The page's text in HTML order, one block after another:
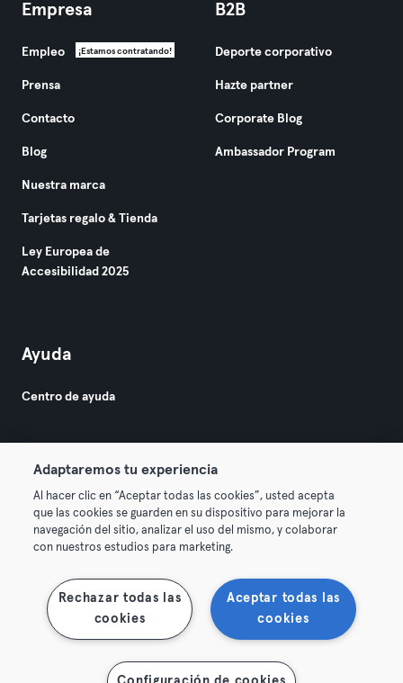
Empresa
Empleo ¡Estamos contratando!
Prensa
Contacto
Blog
Nuestra marca
Tarjetas regalo & Tienda
Ley Europea de
Accesibilidad 2025
B2B
Deporte corporativo
Hazte partner
Corporate Blog
Ambassador Program
Ayuda
Centro de ayuda
© 2026 Urban Sports Group GmbH. All rights reserved.
Términos y condiciones Privacidad
Rescindir contratos aquí Desistir de contratos aquí
Adaptaremos tu experiencia
Al hacer clic en “Aceptar todas las cookies”, usted acepta
que las cookies se guarden en su dispositivo para mejorar la
navegación del sitio, analizar el uso del mismo, y colaborar
con nuestros estudios para marketing.
Aceptar todas las
cookies
Rechazar todas las
cookies